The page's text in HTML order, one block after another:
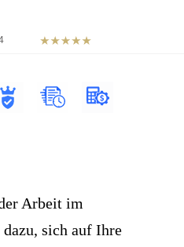
Arbeit im
sich auf Ihre